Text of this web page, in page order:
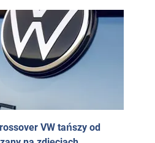
VW tańszy od